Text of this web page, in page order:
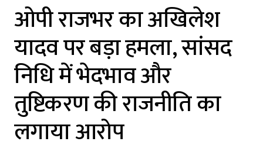
ओपी राजभर का अखिलेश
यादव पर बड़ा हमला, सांसद
निधि में भेदभाव और
तुष्टिकरण की राजनीति का
लगाया आरोप